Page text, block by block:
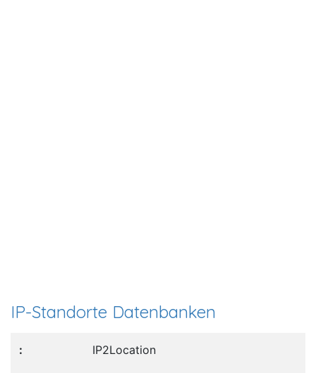
IP-Standorte Datenbanken
IP2Location